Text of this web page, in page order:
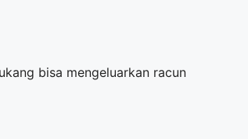
bisa mengeluarkan racun